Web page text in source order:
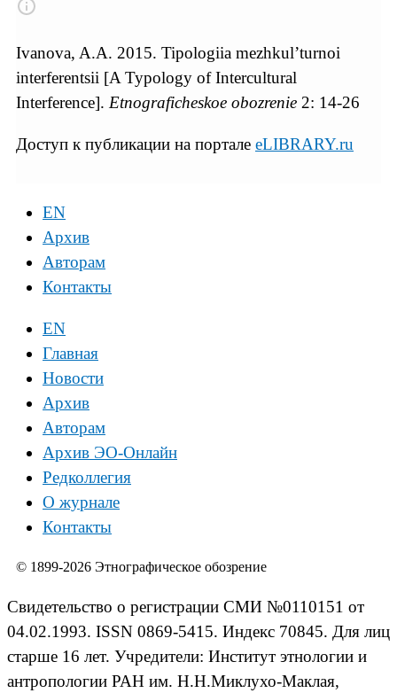
Ivanova, A.A. 2015. Tipologiia mezhkul’turnoi
interferentsii [A Typology of Intercultural
Interference]. Etnograficheskoe obozrenie 2: 14-26
Доступ к публикации на портале eLIBRARY.ru
EN
Архив
Авторам
Контакты
EN
Главная
Новости
Архив
Авторам
Архив ЭО-Онлайн
Редколлегия
О журнале
Контакты
© 1899-2026 Этнографическое обозрение
Свидетельство о регистрации СМИ №0110151 от
04.02.1993. ISSN 0869-5415. Индекс 70845. Для лиц
старше 16 лет. Учредители: Институт этнологии и
антропологии РАН им. Н.Н.Миклухо-Маклая,